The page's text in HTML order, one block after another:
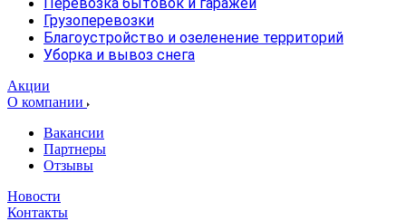
Грузоперевозки
Благоустройство и озеленение территорий
Уборка и вывоз снега
Акции
О компании
Вакансии
Партнеры
Отзывы
Новости
Контакты